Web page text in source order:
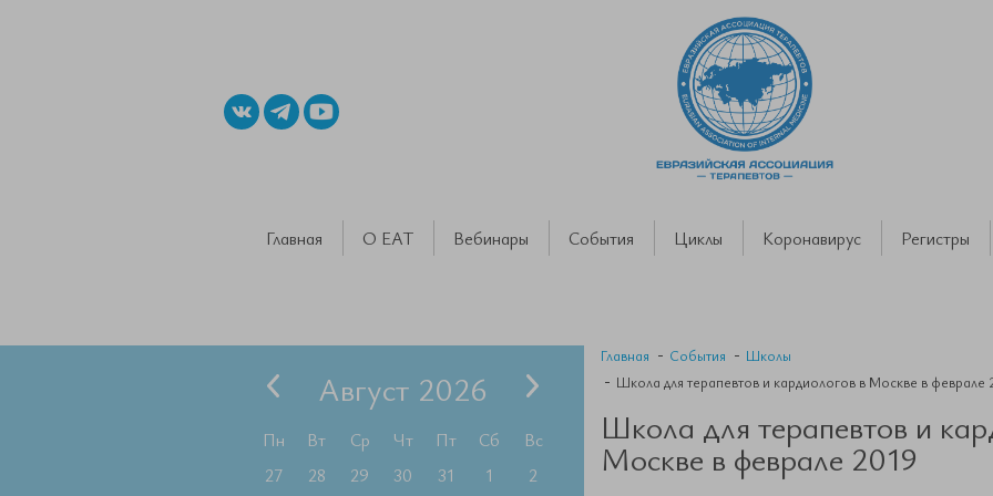
Главная О ЕАТ Вебинары События Циклы Коронавирус Регистры
Август 2026
Пн Вт Ср Чт Пт Сб
Вс
27
28 29 30 31 1
2
Главная События
Школы
Школа для терапевтов и кардиологов в Москве в феврале
Школа для терапевтов и
Москве в феврале 2019